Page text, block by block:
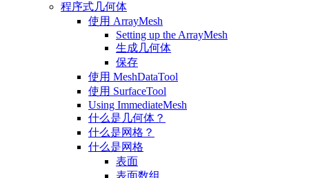
程序式几何体
使用 ArrayMesh
Setting up the ArrayMesh
生成几何体
保存
使用 MeshDataTool
使用 SurfaceTool
Using ImmediateMesh
什么是几何体？
什么是网格？
什么是网格
表面
表面数组